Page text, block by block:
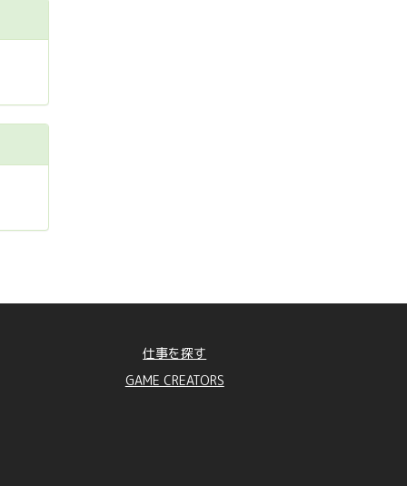
仕事を探す
GAME CREATORS